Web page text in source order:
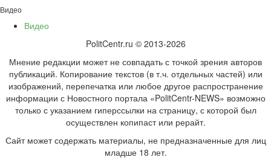
Видео
Видео
PolitCentr.ru © 2013-2026
Мнение редакции может не совпадать с точкой зрения авторов
публикаций. Копирование текстов (в т.ч. отдельных частей) или
изображений, перепечатка или любое другое распространение
информации с Новостного портала «PolitCentr-NEWS» возможно
только с указанием гиперссылки на страницу, с которой был
осуществлен копипаст или рерайт.
Сайт может содержать материалы, не предназначенные для лиц
младше 18 лет.